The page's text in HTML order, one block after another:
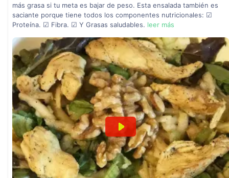
más grasa si tu meta es bajar de peso. Esta ensalada también es
saciante porque tiene todos los componentes nutricionales: ☑
Proteína. ☑ Fibra. ☑ Y Grasas saludables. leer más